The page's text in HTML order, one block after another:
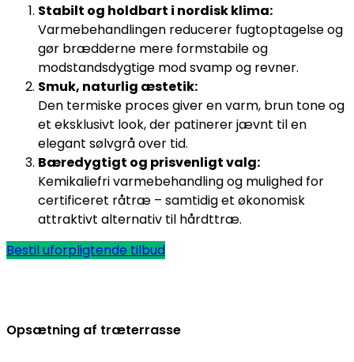
Stabilt og holdbart i nordisk klima:
Varmebehandlingen reducerer fugtoptagelse og
gør brædderne mere formstabile og
modstandsdygtige mod svamp og revner.
Smuk, naturlig æstetik:
Den termiske proces giver en varm, brun tone og
et eksklusivt look, der patinerer jævnt til en
elegant sølvgrå over tid.
Bæredygtigt og prisvenligt valg:
Kemikaliefri varmebehandling og mulighed for
certificeret råtræ – samtidig et økonomisk
attraktivt alternativ til hårdttræ.
Bestil uforpligtende tilbud
Opsætning af træterrasse